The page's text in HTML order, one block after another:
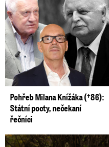
Pohřeb Milana Knížáka (†86):
Státní pocty, nečekaní
řečníci